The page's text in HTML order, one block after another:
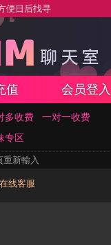
便日后找寻
值 会员登入
多收费 一对一收费
专区
重新輸入
在线客服